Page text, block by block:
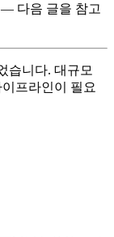
— 다음 글을 참고
습니다. 대규모
프라인이 필요